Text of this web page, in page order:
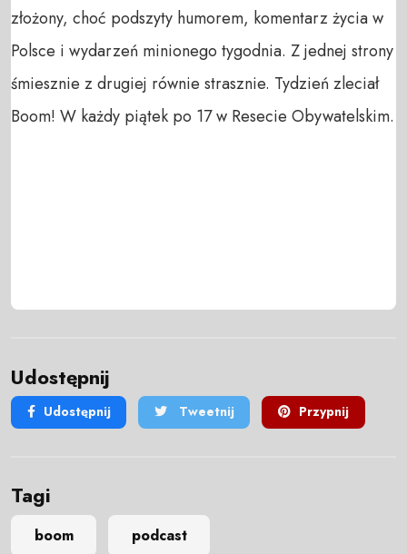
złożony, choć podszyty humorem, komentarz życia w
Polsce i wydarzeń minionego tygodnia. Z jednej strony
śmiesznie z drugiej równie strasznie. Tydzień zleciał
Boom! W każdy piątek po 17 w Resecie Obywatelskim.
Udostępnij
Udostępnij Tweetnij Przypnij
Tagi
boom podcast